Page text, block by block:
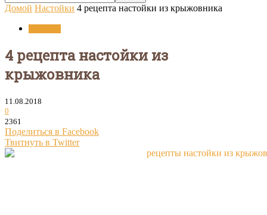
Домой Настойки 4 рецепта настойки из крыжовника
4 рецепта настойки из
крыжовника
11.08.2018
0
2361
Поделиться в Facebook
Твитнуть в Twitter